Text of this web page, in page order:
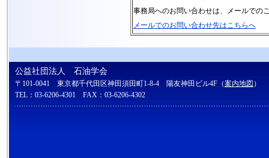
事務局へのお問い合わせは、メールでの
メールでのお問い合わせ先はこちらへ